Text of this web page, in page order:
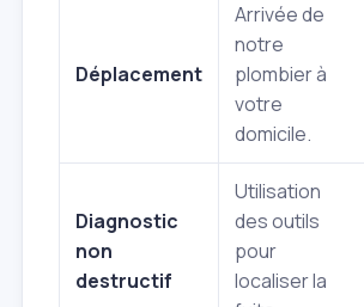
Déplacement
Arrivée de
notre
plombier à
votre
domicile.
Diagnostic
non
destructif
Utilisation
des outils
pour
localiser la